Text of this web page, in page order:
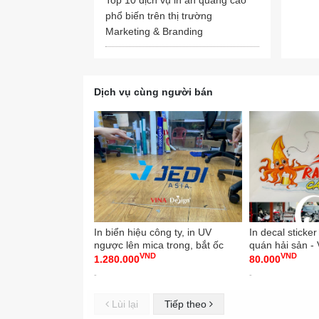
phổ biến trên thị trường
Marketing & Branding
Dịch vụ cùng người bán
In biển hiệu công ty, in UV
ngược lên mica trong, bắt ốc
kiểu treo tường - VINADESIGN
1.280.000VND
-
In decal
quán hải sản -
80.000VND
-
Lùi lại Tiếp theo